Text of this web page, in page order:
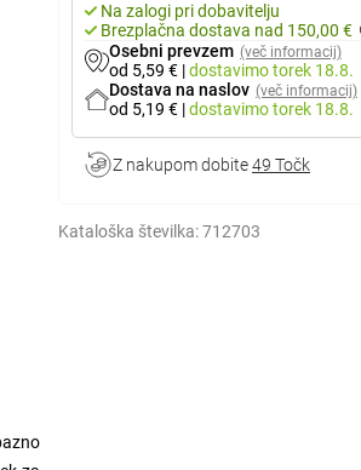
Na zalogi pri dobavitelju
Brezplačna dostava nad 150,00 €
Osebni prevzem (več informacij)
od 5,59 € |dostavimotorek 18.8.
Dostava na naslov (več informacij)
od 5,19 € |dostavimotorek 18.8.
Z nakupom dobite49 Točk
Kataloška številka:712703